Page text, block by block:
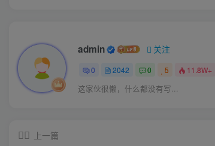
admin 关注
0 2042 0 5 11.8W+
这家伙很懒，什么都没有写...
上一篇